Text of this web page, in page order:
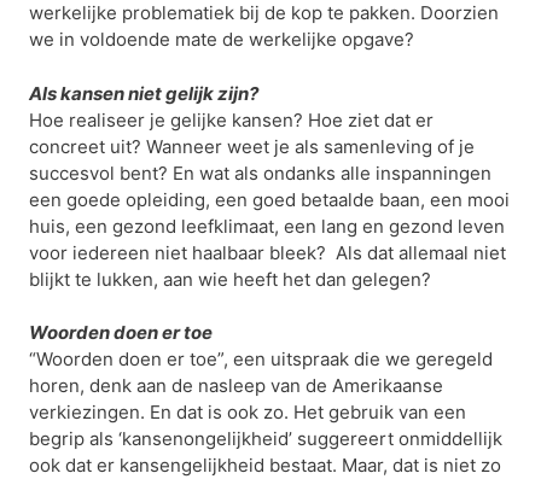
werkelijke problematiek bij de kop te pakken. Doorzien
we in voldoende mate de werkelijke opgave?
Als kansen niet gelijk zijn?
Hoe realiseer je gelijke kansen? Hoe ziet dat er
concreet uit? Wanneer weet je als samenleving of je
succesvol bent? En wat als ondanks alle inspanningen
een goede opleiding, een goed betaalde baan, een mooi
huis, een gezond leefklimaat, een lang en gezond leven
voor iedereen niet haalbaar bleek? Als dat allemaal niet
blijkt te lukken, aan wie heeft het dan gelegen?
Woorden doen er toe
“Woorden doen er toe”, een uitspraak die we geregeld
horen, denk aan de nasleep van de Amerikaanse
verkiezingen. En dat is ook zo. Het gebruik van een
begrip als ‘kansenongelijkheid’ suggereert onmiddellijk
ook dat er kansengelijkheid bestaat. Maar, dat is niet zo